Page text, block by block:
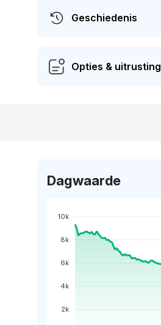
Geschiedenis
Opties & uitrusting
Dagwaarde
10k
8k
6k
4k
2k